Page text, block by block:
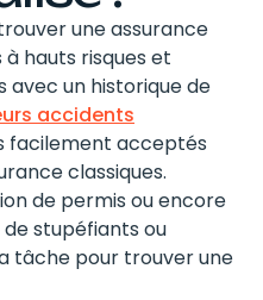
une assurance
hauts risques et
avec un historique de
accidents
facilement acceptés
classiques.
de permis ou encore
de stupéfiants ou
tâche pour trouver une